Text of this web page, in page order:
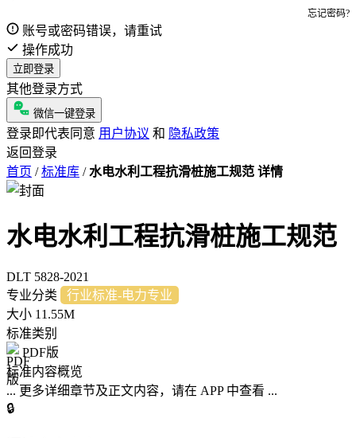
忘记密码?
账号或密码错误，请重试
操作成功
立即登录
其他登录方式
微信一键登录
登录即代表同意 用户协议 和 隐私政策
返回登录
首页 / 标准库 / 水电水利工程抗滑桩施工规范 详情
水电水利工程抗滑桩施工规范
DLT 5828-2021
专业分类
行业标准-电力专业
大小 11.55M
标准类别
PDF版
标准内容概览
... 更多详细章节及正文内容，请在 APP 中查看 ...
🔒